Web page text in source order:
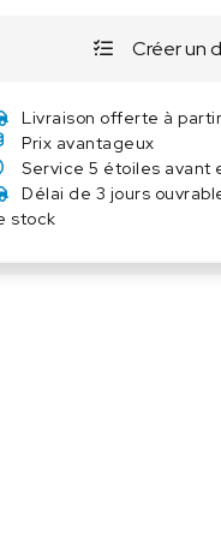
Balances à ressort
Balances portables
Balances
Capteurs de pesage
Créer un
Livraison offerte à
Prix avantageux
Service 5 étoiles avant
Délai de 3 jours
stock